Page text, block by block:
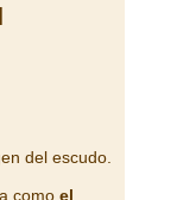
del escudo.
como el